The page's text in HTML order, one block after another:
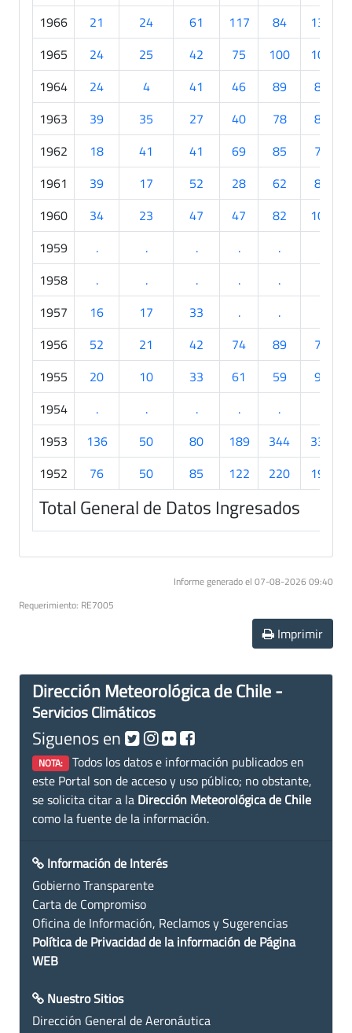
1966
21 24 61 117 84 132
1965
24 25 42 75 100 104
1964
24 4 41 46 89
80
1963
39 35 27 40 78
83
1962
18 41 41 69 85
78
1961
39 17 52 28 62
82
1960
34 23 47 47 82
104
1959
. . . . .
1958
. . . . .
1957
16 17 33 . .
1956
52 21 42 74 89
77
1955
20 10 33 61 59
93
1954
. . . . .
1953
136 50 80 189 344 330
1952
76 50 85 122 220 194
Total General de Datos Ingresados
Informe generado el 07-08-2026 09:40
Requerimiento: RE7005
Imprimir
Dirección Meteorológica de Chile -
Servicios Climáticos
Siguenos en
NOTA: Todos los datos e información publicados en
este Portal son de acceso y uso público; no obstante,
se solicita citar a la Dirección Meteorológica de Chile
como la fuente de la información.
Información de Interés
Gobierno Transparente
Carta de Compromiso
Oficina de Información, Reclamos y Sugerencias
Política de Privacidad de la información de Página
WEB
Nuestro Sitios
Dirección General de Aeronáutica